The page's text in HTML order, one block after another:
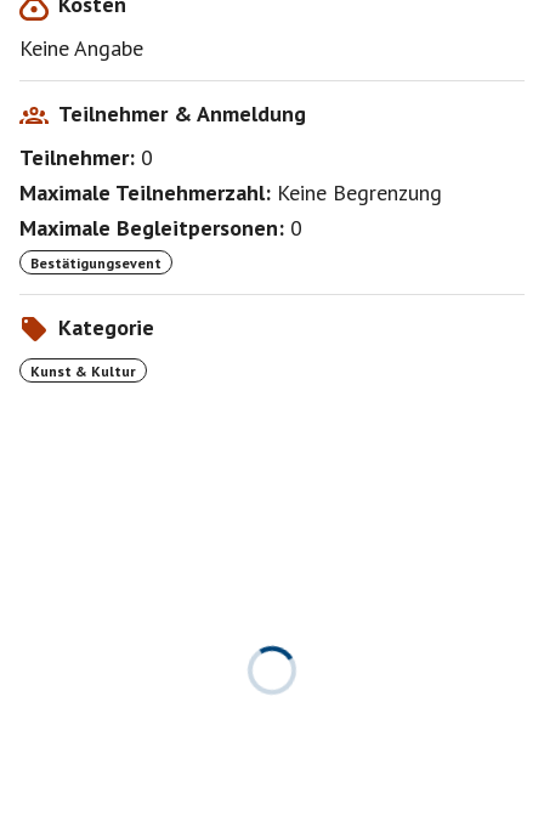
Keine Angabe
Teilnehmer & Anmeldung
Teilnehmer: 0
Maximale Teilnehmerzahl: Keine Begrenzung
Maximale Begleitpersonen: 0
Bestätigungsevent
Kategorie
Kunst & Kultur